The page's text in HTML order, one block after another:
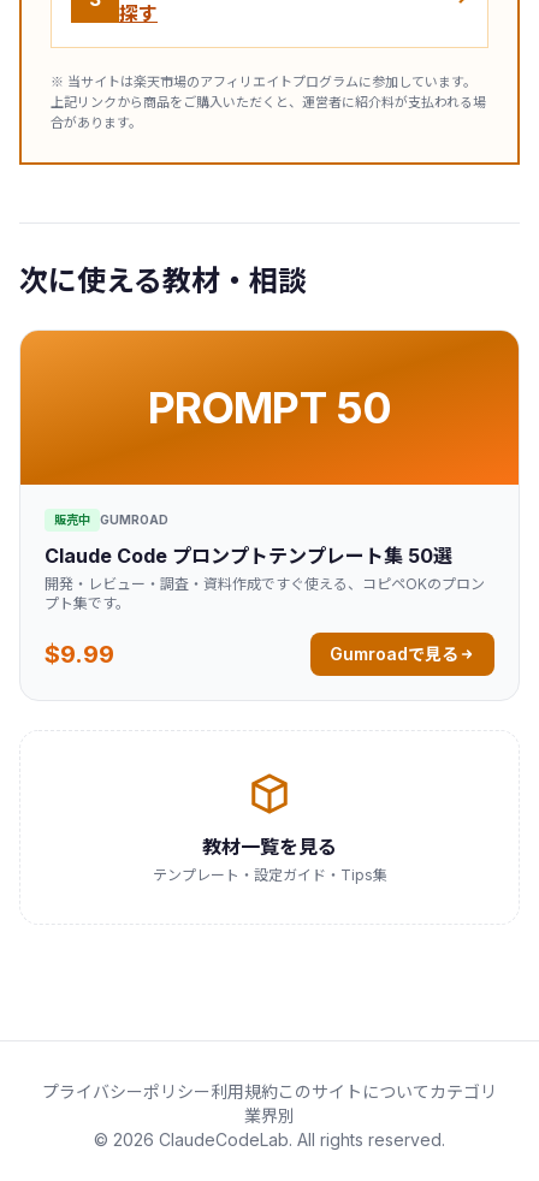
探す
※ 当サイトは楽天市場のアフィリエイトプログラムに参加しています。
上記リンクから商品をご購入いただくと、運営者に紹介料が支払われる場
合があります。
次に使える教材・相談
PROMPT 50
販売中 GUMROAD
Claude Code プロンプトテンプレート集 50選
開発・レビュー・調査・資料作成ですぐ使える、コピペOKのプロン
プト集です。
$9.99 Gumroadで見る
教材一覧を見る
テンプレート・設定ガイド・Tips集
プライバシーポリシー利用規約このサイトについてカテゴリ
業界別
© 2026 ClaudeCodeLab. All rights reserved.